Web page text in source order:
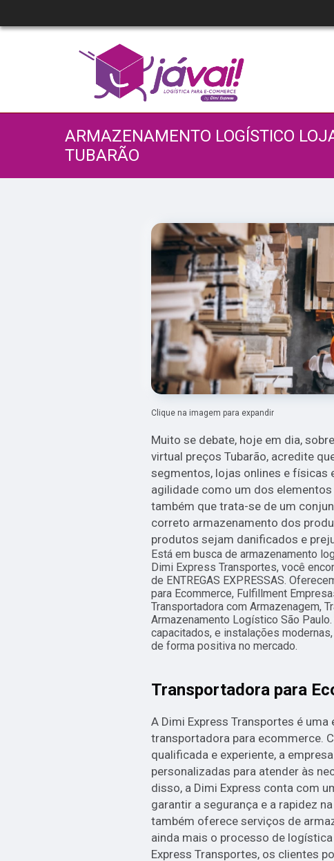
ARMAZENAMENTO LOGÍSTICO
TUBARÃO
Clique na imagem para expandir
Muito se debate, hoje em dia,
virtual preços Tubarão, acredite
segmentos, lojas onlines e físicas
agilidade como um dos
também que trata-se de um
correto armazenamento dos
produtos sejam danificados e
Está em busca de armazenamento
Dimi Express Transportes, você
de ENTREGAS EXPRESSAS.
para Ecommerce, Fulfillment
Transportadora com Armazenagem,
Armazenamento Logístico São
capacitados, e instalações
de forma positiva no mercado.
Transportadora para
A Dimi Express Transportes é
transportadora para ecommerce.
qualificada e experiente, a
personalizadas para atender às
disso, a Dimi Express conta com
garantir a segurança e a rapidez
também oferece serviços de
ainda mais o processo de
Express Transportes, os clientes